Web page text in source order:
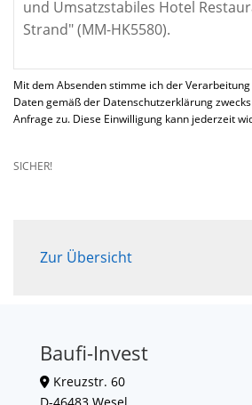
Mit dem Absenden stimme ich der
Daten gemäß der Datenschutzerklärung
Anfrage zu. Diese Einwilligung kann jederzeit
SICHER!
Zur Übersicht
Baufi-Invest
Kreuzstr. 60